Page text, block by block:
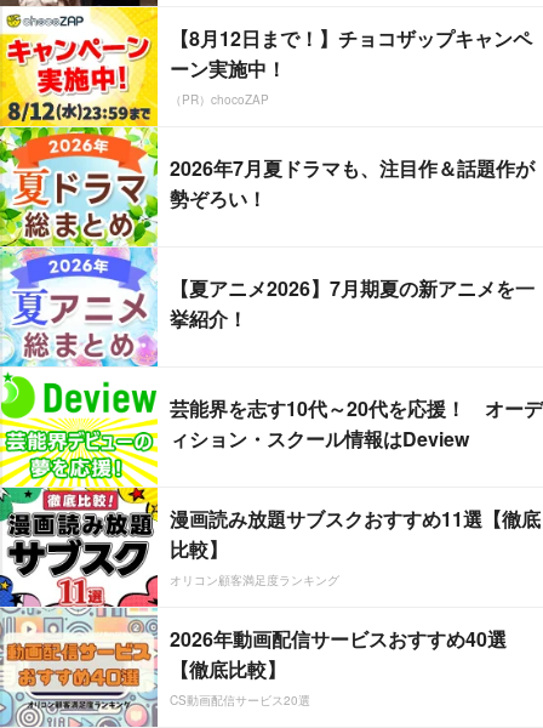
【8月12日まで！】チョコザップキャンペ
ーン実施中！
（PR）chocoZAP
2026年7月夏ドラマも、注目作＆話題作が
勢ぞろい！
【夏アニメ2026】7月期夏の新アニメを一
挙紹介！
芸能界を志す10代～20代を応援！ オーデ
ィション・スクール情報はDeview
漫画読み放題サブスクおすすめ11選【徹底
比較】
オリコン顧客満足度ランキング
2026年動画配信サービスおすすめ40選
【徹底比較】
CS動画配信サービス20選